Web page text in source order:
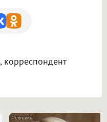
, корреспондент